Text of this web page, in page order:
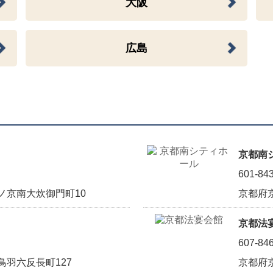
大阪
広島
京南大炊御門町10
京都南
601-
京都府
羽六反長町127
京都法
607-
京都府